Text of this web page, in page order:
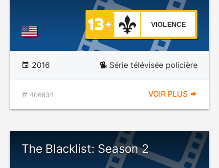
VIOLENCE
2016 Série télévisée policière
406634 VOIR PLUS
The Blacklist: Season 2